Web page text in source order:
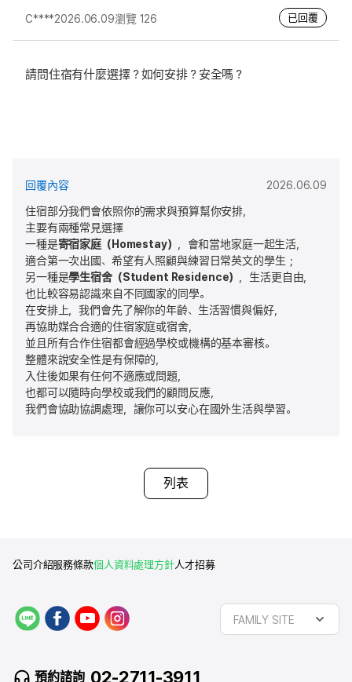
C****2026.06.09瀏覽 126 已回覆
請問住宿有什麼選擇？如何安排？安全嗎？
2026.06.09
回覆內容
住宿部分我們會依照你的需求與預算幫你安排，
主要有兩種常見選擇
一種是寄宿家庭（Homestay）
，會和當地家庭一起生活，
適合第一次出國、希望有人照顧與練習日常英文的學生；
另一種是學生宿舍（Student Residence）
，生活更自由，
也比較容易認識來自不同國家的同學。
在安排上，我們會先了解你的年齡、生活習慣與偏好，
再協助媒合合適的住宿家庭或宿舍，
並且所有合作住宿都會經過學校或機構的基本審核。
整體來說安全性是有保障的，
入住後如果有任何不適應或問題，
也都可以隨時向學校或我們的顧問反應，
我們會協助協調處理，讓你可以安心在國外生活與學習。
列表
公司介紹服務條款個人資料處理方針人才招募
L
f
a
b
y
o
u
a
FAMILY SITE
預約諮詢 02-2711-3911